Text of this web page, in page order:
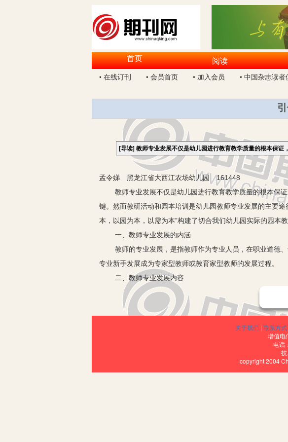
首页 阅读
• 在线订刊
• 会员首页 • 加入会员 • 中国杂志读者
[导读]教师专业发展不仅是幼儿园进行教育教学质量的根本保
孟令娣 黑龙江省大西江农场幼儿园 161448
教师专业发展不仅是幼儿园进行教育教学质量的根本保证
键。然而教研活动和园本培训是幼儿园教师专业发展的主要
本，以园为本，以需为本”构建了切合我们幼儿园实际的园本
一、教师专业发展的内涵
教师的专业发展，是指教师作为专业人员，在职业道德、
专业新手发展成为专家型教师或教育家型教师的发展过程。
二、教师专业发展内容
目前，关于教师专业发展的具体内容有着许多不同的说法
1.教师应适应教育发展趋势，拥有丰富的专业道德。职业
2.教师应适应新形势，不断更新自己的专业知识。教师是
高低，决定着幼儿教育的优劣。高素质的幼儿园教师要不断
关于我们 | 联系方式
增值电
电话
copyright 2004